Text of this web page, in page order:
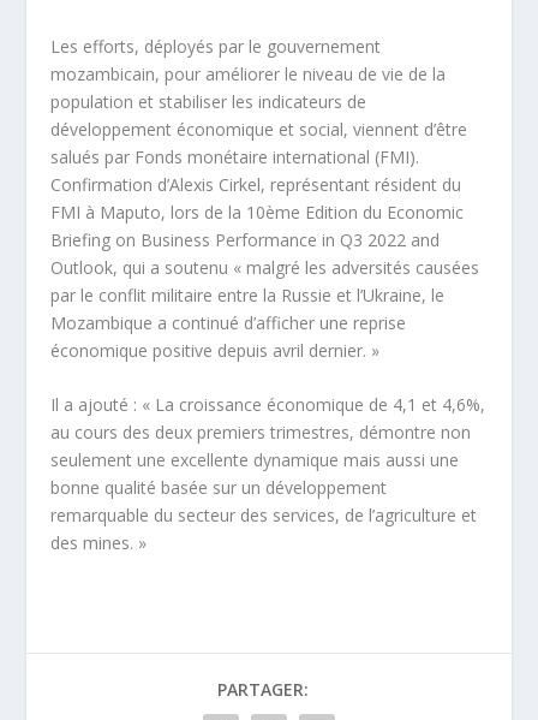
Les efforts, déployés par le gouvernement
mozambicain, pour améliorer le niveau de vie de la
population et stabiliser les indicateurs de
développement économique et social, viennent d’être
salués par Fonds monétaire international (FMI).
Confirmation d’Alexis Cirkel, représentant résident du
FMI à Maputo, lors de la 10ème Edition du Economic
Briefing on Business Performance in Q3 2022 and
Outlook, qui a soutenu « malgré les adversités causées
par le conflit militaire entre la Russie et l’Ukraine, le
Mozambique a continué d’afficher une reprise
économique positive depuis avril dernier. »
Il a ajouté : « La croissance économique de 4,1 et 4,6%,
au cours des deux premiers trimestres, démontre non
seulement une excellente dynamique mais aussi une
bonne qualité basée sur un développement
remarquable du secteur des services, de l’agriculture et
des mines. »
PARTAGER: